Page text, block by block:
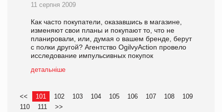
11 серпня 2009
Как часто покупатели, оказавшись в магазине,
изменяют свои планы и покупают то, что не
планировали, или, думая о вашем бренде, берут
с полки другой? Агентство OgilvyAction провело
исследование импульсивных покупок
детальніше
<< 101 102 103 104 105 106 107 108
109
110
111 >>